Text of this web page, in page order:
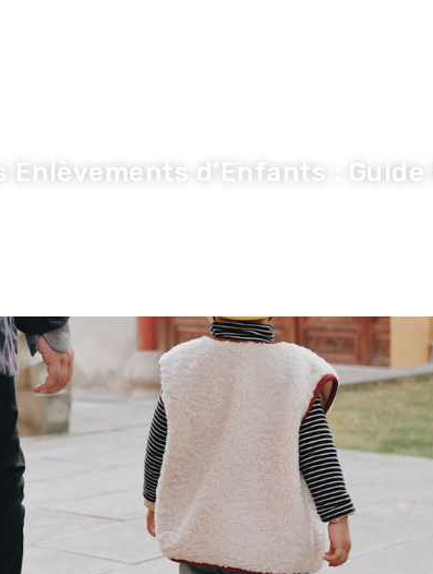
Enlèvements d’Enfants :